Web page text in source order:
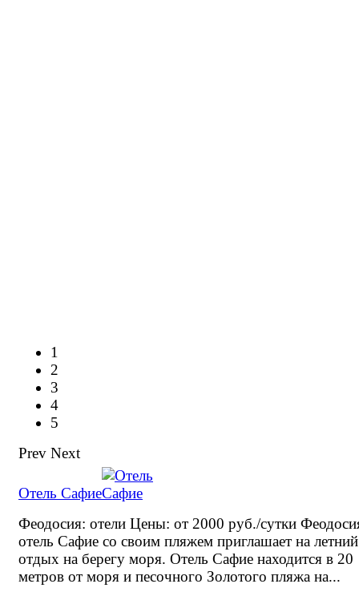
1
2
3
4
5
Prev Next
Отель Сафие
Феодосия: отели Цены: от 2000 руб./сутки
отель Сафие со своим пляжем приглашает на летний
отдых на берегу моря. Отель Сафие находится в 20
метров от моря и песочного Золотого пляжа на...